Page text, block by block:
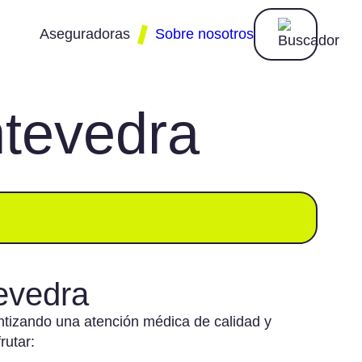
Aseguradoras
Almudena
Adeslas
Allianz
Occidente
Generali
Nationale
Nederlanden
Sobre nosotros
una atención médica de calidad y